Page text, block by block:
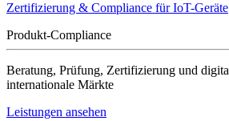
Zertifizierung & Compliance für IoT-Geräte
Produkt-Compliance
Beratung, Prüfung, Zertifizierung und
internationale Märkte
Leistungen ansehen